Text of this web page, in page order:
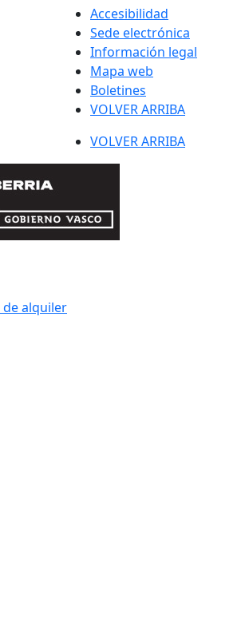
Accesibilidad
Sede electrónica
Información legal
Mapa web
Boletines
VOLVER ARRIBA
VOLVER ARRIBA
de alquiler